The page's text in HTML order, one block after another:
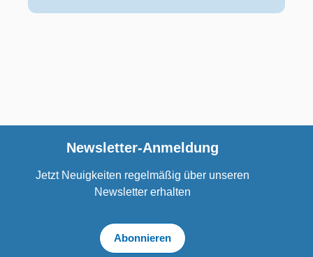
Newsletter-Anmeldung
Jetzt Neuigkeiten regelmäßig über unseren
Newsletter erhalten
Abonnieren